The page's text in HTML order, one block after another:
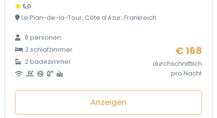
5,0
Le Plan-de-la-Tour, Côte d’Azur, Frankreich
8 personen
3 schlafzimmer
2 badezimmer
€ 168
durchschnittlich
pro Nacht
Anzeigen